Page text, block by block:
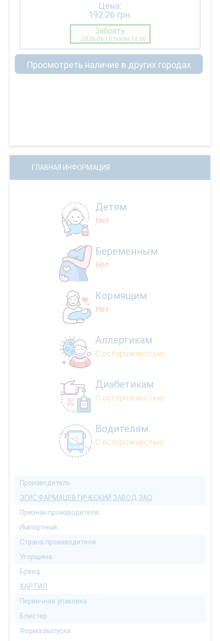
Цена:
192.26 грн.
Забрать
2026-08-10 после 12:00
Просмотреть наличие в других городах
ГЛАВНАЯ ИНФОРМАЦИЯ
Детям
Нет
Беременным
Нет
Кормящим
Нет
Аллергикам
С осторожностью
Диабетикам
С осторожностью
Водителям
С осторожностью
Производитель
ЭГИС ФАРМАЦЕВТИЧЕСКИЙ ЗАВОД ЗАО
Признак производителя
Импортный
Страна производителя
Угорщина
Бренд
ХАРТИЛ
Первичная упаковка
Блистер
Форма выпуска